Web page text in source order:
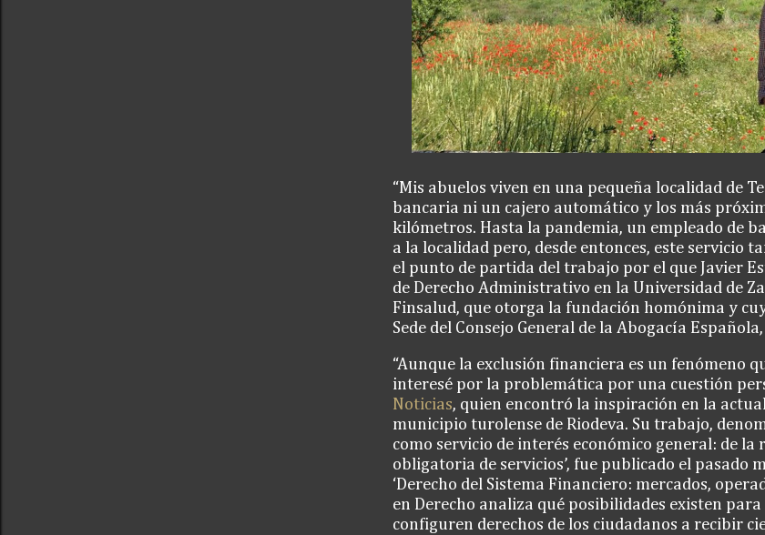
“Mis abuelos viven en una pequeña localidad de
bancaria ni un cajero automático y los más
kilómetros. Hasta la pandemia, un empleado de
a la localidad pero, desde entonces, este servicio
el punto de partida del trabajo por el que Javier
de Derecho Administrativo en la Universidad de
Finsalud, que otorga la fundación homónima y
Sede del Consejo General de la Abogacía
“Aunque la exclusión financiera es un fenómeno
interesé por la problemática por una cuestión
Noticias, quien encontró la inspiración en la
municipio turolense de Riodeva. Su trabajo,
como servicio de interés económico general: de
obligatoria de servicios’, fue publicado el pasado
‘Derecho del Sistema Financiero: mercados,
en Derecho analiza qué posibilidades existen
configuren derechos de los ciudadanos a recibir